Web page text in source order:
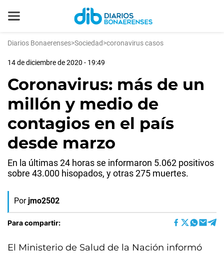
Diarios Bonaerenses>Sociedad>coronavirus casos
14 de diciembre de 2020 - 19:49
Coronavirus: más de un
millón y medio de
contagios en el país
desde marzo
En la últimas 24 horas se informaron 5.062 positivos
sobre 43.000 hisopados, y otras 275 muertes.
Por jmo2502
Para compartir:
El Ministerio de Salud de la Nación informó